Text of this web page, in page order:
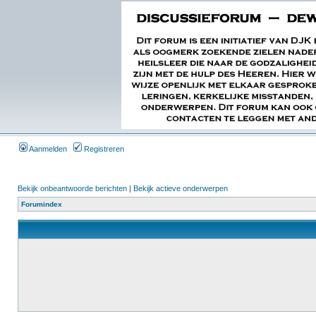
Aanmelden Registreren
Bekijk onbeantwoorde berichten | Bekijk actieve onderwerpen
Forumindex